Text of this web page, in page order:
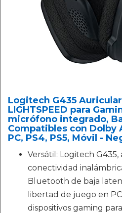
Logitech G435
LIGHTSPEED para
micrófono integrado,
Compatibles con Dolby
PC, PS4, PS5, Móvil -
Versátil: Logitech
conectividad
Bluetooth de baja
libertad de juego en
dispositivos gaming